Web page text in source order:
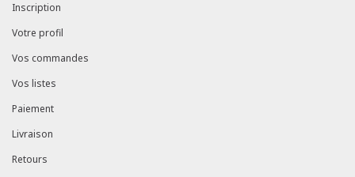
Inscription
Votre profil
Vos commandes
Vos listes
Paiement
Livraison
Retours